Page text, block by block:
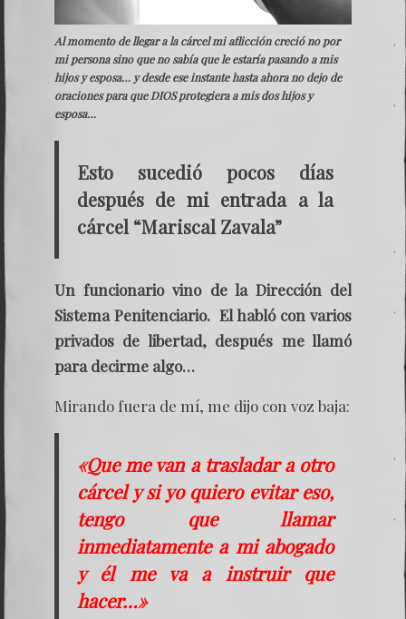
Al momento de llegar a la cárcel mi aflicción creció no por
mi persona sino que no sabía que le estaría pasando a mis
hijos y esposa… y desde ese instante hasta ahora no dejo de
oraciones para que DIOS protegiera a mis dos hijos y
esposa…
Esto sucedió pocos días
después de mi entrada a la
cárcel “Mariscal Zavala”
Un funcionario vino de la Dirección del
Sistema Penitenciario. El habló con varios
privados de libertad, después me llamó
para decirme algo…
Mirando fuera de mí, me dijo con voz baja:
«Que me van a trasladar a otro
cárcel y si yo quiero evitar eso,
tengo que llamar
inmediatamente a mi abogado
y él me va a instruir que
hacer…»